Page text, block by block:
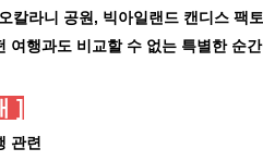
칼라니 공원, 빅아일랜드 캔디스 팩
여행과도 비교할 수 없는 특별한 순
]
관련